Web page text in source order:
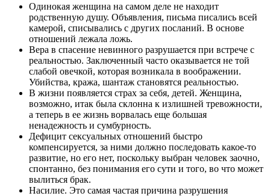
Одинокая женщина на самом деле не находит
родственную душу. Объявления, письма писались всей
камерой, списывались с других посланий. В основе
отношений лежала ложь.
Вера в спасение невинного разрушается при встрече с
реальностью. Заключенный часто оказывается не той
слабой овечкой, которая возникала в воображении.
Убийства, кража, шантаж становятся реальностью.
В жизни появляется страх за себя, детей. Женщина,
возможно, итак была склонна к излишней тревожности,
а теперь в ее жизнь ворвалась еще большая
ненадежность и сумбурность.
Дефицит сексуальных отношений быстро
компенсируется, за ними должно последовать какое-то
развитие, но его нет, поскольку выбран человек заочно,
спонтанно, без понимания его сути и того, во что может
вылиться брак.
Насилие. Это самая частая причина разрушения